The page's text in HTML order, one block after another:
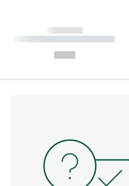
------------
----------- ----------- ----------